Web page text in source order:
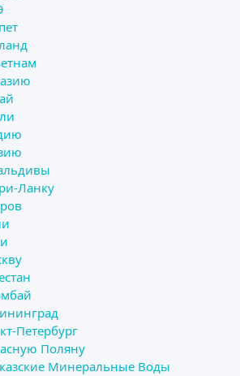
Ланку
Петербург
Поляну
Минеральные Воды